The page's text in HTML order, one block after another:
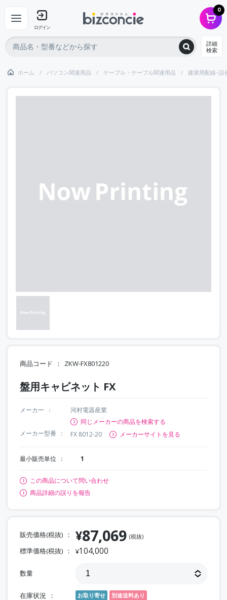
ログイン
0
詳細
検索
ホーム パソコン関連用品 ケーブル・ケーブル関連用品 建屋用配線･設
商品コード ZKW-FX801220
盤用キャビネット FX
メーカー
河村電器産業
同じメーカーの商品を検索する
メーカー型番
FX 8012-20 メーカーサイトを見る
最小販売単位 1
この商品について問い合わせ
商品詳細の誤りを報告
販売価格(税抜) ¥87,069 (税抜)
標準価格(税抜) ¥104,000
数量
在庫状況 お取り寄せ 別途送料あり